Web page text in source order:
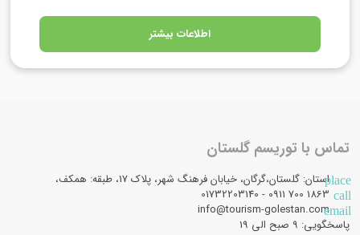
اطلاعات بیشتر
تماس با توریسم گلستان
placeاستان: گلستان،گرگان، خیابان فرهنگ شهر، پلاک 17، طبقه: همکف،
call
email
info@tourism-golestan.com
پاسخگویی: ۹ صبح الی 19